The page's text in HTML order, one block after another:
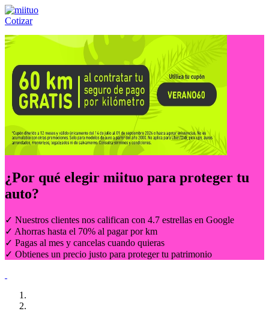
Cotizar
Llámanos al:(55) 84-21-05-00 ó
¿Por qué elegir miituo para proteger tu
auto?
✓ Nuestros clientes nos califican con 4.7 estrellas en Google
✓ Ahorras hasta el 70% al pagar por km
✓ Pagas al mes y cancelas cuando quieras
✓ Obtienes un precio justo para proteger tu patrimonio